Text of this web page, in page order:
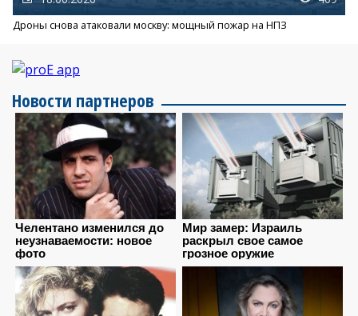
Дроны снова атаковали москву: мощный пожар на НПЗ
Новости партнеров